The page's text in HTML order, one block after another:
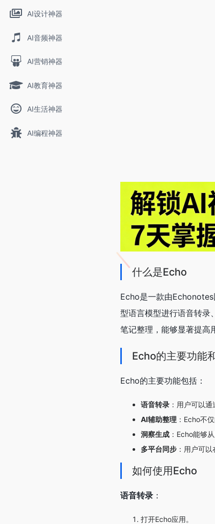
AI设计神器
AI音频神器
AI营销神器
AI教育神器
AI生活神器
AI编程神器
什么是Echo
Echo是一款由
型语言模型进行语音转录
笔记整理，能够显著提高
Echo的主要功能
Echo的主要功能包括：
语音转录 ：用户可以
AI辅助整理 ：Echo不
洞察生成 ：Echo能够
多平台同步 ：用户可
如何使用Echo
语音转录 ：
打开Echo应用。